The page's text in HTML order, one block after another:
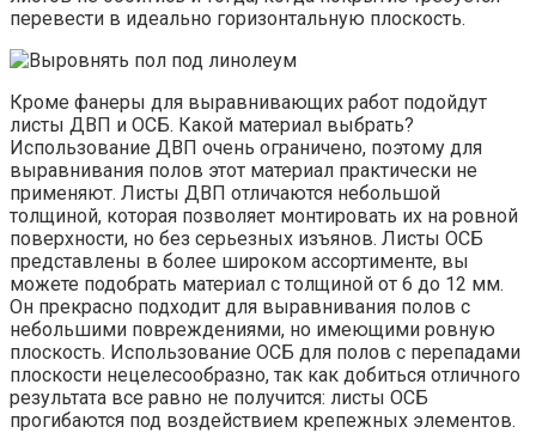
перевести в идеально горизонтальную плоскость.
Кроме фанеры для выравнивающих работ подойдут
листы ДВП и ОСБ. Какой материал выбрать?
Использование ДВП очень ограничено, поэтому для
выравнивания полов этот материал практически не
применяют. Листы ДВП отличаются небольшой
толщиной, которая позволяет монтировать их на ровной
поверхности, но без серьезных изъянов. Листы ОСБ
представлены в более широком ассортименте, вы
можете подобрать материал с толщиной от 6 до 12 мм.
Он прекрасно подходит для выравнивания полов с
небольшими повреждениями, но имеющими ровную
плоскость. Использование ОСБ для полов с перепадами
плоскости нецелесообразно, так как добиться отличного
результата все равно не получится: листы ОСБ
прогибаются под воздействием крепежных элементов.